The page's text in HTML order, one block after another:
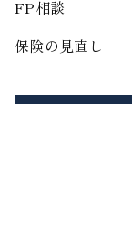
FP相談
保険の見直し